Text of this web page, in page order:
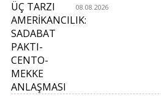
08.08.2026